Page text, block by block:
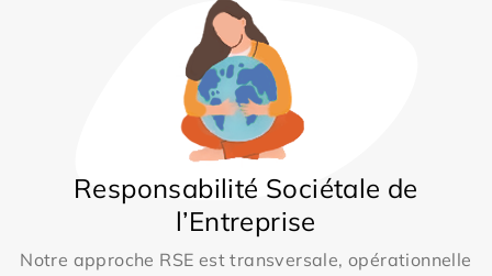
Responsabilité Sociétale de
l’Entreprise
Notre approche RSE est transversale, opérationnelle